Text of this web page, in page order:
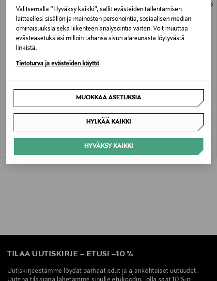
Valitsemalla “Hyväksy kaikki”, sallit evästeiden tallentamisen
laitteellesi sisällön ja mainosten personointia, sosiaalisen median
ominaisuuksia sekä liikenteen analysointia varten. Voit muuttaa
evästeasetuksiasi milloin tahansa sivun alareunasta löytyvästä
linkistä.
Tietoturva ja evästeiden käyttö
MUOKKAA ASETUKSIA
HYLKÄÄ KAIKKI
HYVÄKSY KAIKKI
designista.
ETUKUPONKITUOTE
ESSENTIALS BY STOCKMANN
Jackie Punto -mekko
ALE –61%
ESSENTIALS BY STOCKMANN
Serafina-juhlamekko
TILAA UUTISKIRJE – ETUSI –10 %
Uutiskirjeestämme löydät parhaat edut ja ajankohtaiset uutuudet.